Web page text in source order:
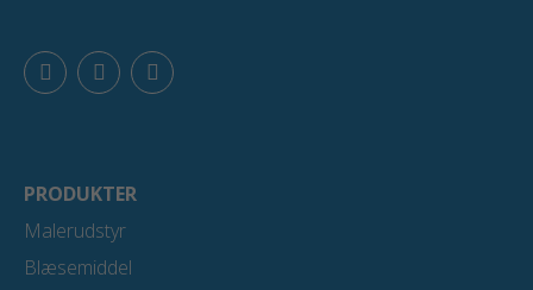
F
a
c
o
k
L
i
n
i
n
Y
o
u
PRODUKTER
Malerudstyr
Blæsemiddel